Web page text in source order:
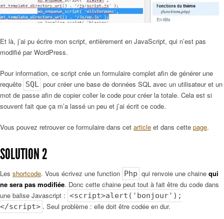
Et là, j’ai pu écrire mon script, entièrement en JavaScript, qui n’est pas
modifié par WordPress.
Pour information, ce script crée un formulaire complet afin de générer une
requête SQL pour créer une base de données SQL avec un utilisateur et un
mot de passe afin de copier coller le code pour créer la totale. Cela est si
souvent fait que ça m’a lassé un peu et j’ai écrit ce code.
Vous pouvez retrouver ce formulaire dans cet article et dans cette page.
SOLUTION 2
Les shortcode. Vous écrivez une function Php qui renvoie une chaine qui
ne sera pas modifiée. Donc cette chaine peut tout à fait être du code dans
une balise Javascript : <script>alert('bonjour');
</script> . Seul problème : elle doit être codée en dur.